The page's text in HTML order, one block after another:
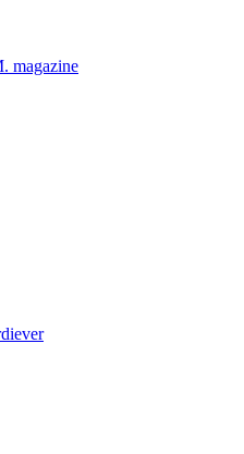
magazine